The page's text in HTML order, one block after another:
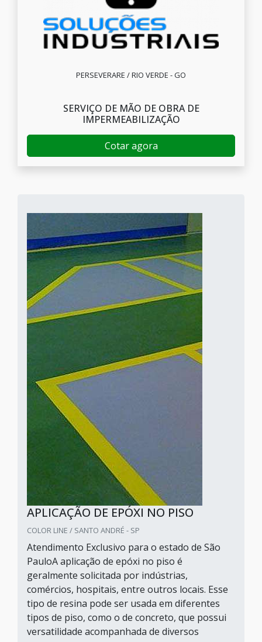
PERSEVERARE / RIO VERDE - GO
SERVIÇO DE MÃO DE OBRA DE
IMPERMEABILIZAÇÃO
Cotar agora
APLICAÇÃO DE EPÓXI NO PISO
COLOR LINE / SANTO ANDRÉ - SP
Atendimento Exclusivo para o estado de São
PauloA aplicação de epóxi no piso é
geralmente solicitada por indústrias,
comércios, hospitais, entre outros locais. Esse
tipo de resina pode ser usada em diferentes
tipos de piso, como o de concreto, que possui
versatilidade acompanhada de diversos